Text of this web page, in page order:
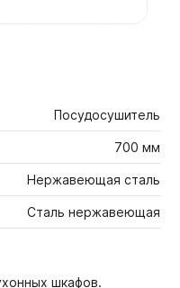
Посудосушитель
700 мм
Нержавеющая сталь
Сталь нержавеющая
шкафов.